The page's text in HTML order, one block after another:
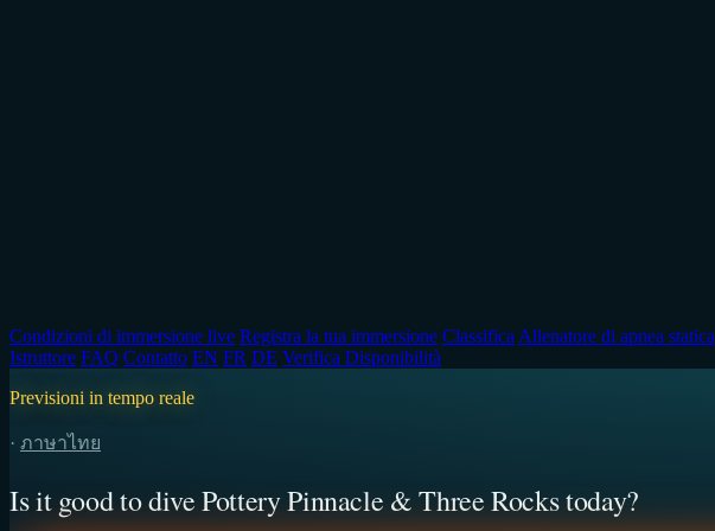
Condizioni di immersione live Registra la tua immersione Classifica Allenatore di apnea statica
Istruttore FAQ Contatto EN FR DE Verifica Disponibilità
Previsioni in tempo reale
· ภาษาไทย
Is it good to dive Pottery Pinnacle & Three Rocks today?